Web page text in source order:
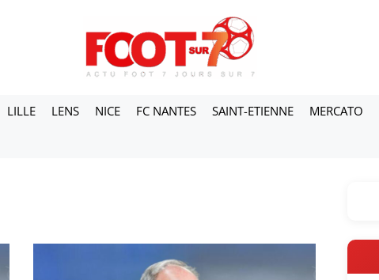
LILLE LENS NICE FC NANTES SAINT-ETIENNE MERCATO